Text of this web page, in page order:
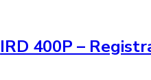
IRD 400P –